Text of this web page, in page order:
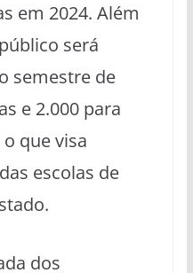
em 2024. Além
será
semestre de
e 2.000 para
que visa
escolas de
dos